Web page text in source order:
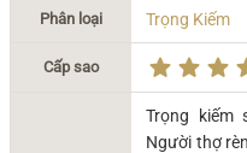
Phân loại Trọng Kiếm
Cấp sao
Trọng kiếm
Người thợ